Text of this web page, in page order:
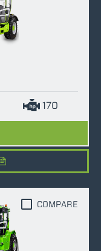
170
COMPARE